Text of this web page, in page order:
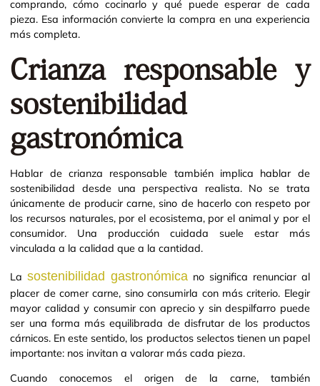
comprando, cómo cocinarlo y qué puede esperar de cada
pieza. Esa información convierte la compra en una experiencia
más completa.
Crianza responsable y
sostenibilidad
gastronómica
Hablar de crianza responsable también implica hablar de
sostenibilidad desde una perspectiva realista. No se trata
únicamente de producir carne, sino de hacerlo con respeto por
los recursos naturales, por el ecosistema, por el animal y por el
consumidor. Una producción cuidada suele estar más
vinculada a la calidad que a la cantidad.
Lasostenibilidad gastronómica no significa renunciar al
placer de comer carne, sino consumirla con más criterio. Elegir
mayor calidad y consumir con aprecio y sin despilfarro puede
ser una forma más equilibrada de disfrutar de los productos
cárnicos. En este sentido, los productos selectos tienen un papel
importante: nos invitan a valorar más cada pieza.
Cuando conocemos el origen de la carne, también